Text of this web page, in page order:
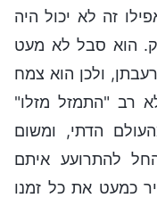
זה לא יכול היה
הוא סבל לא מעט
ולכן הוא צמח
רב "התמזל מזלו"
הדתי, ומשום
להתרועע איתם
כמעט את כל זמנו